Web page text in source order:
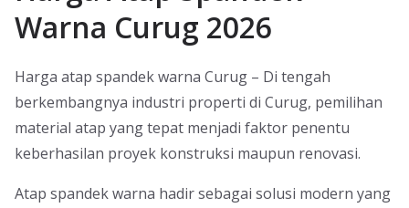
Warna Curug 2026
Harga atap spandek warna Curug – Di tengah
berkembangnya industri properti di Curug, pemilihan
material atap yang tepat menjadi faktor penentu
keberhasilan proyek konstruksi maupun renovasi.
Atap spandek warna hadir sebagai solusi modern yang